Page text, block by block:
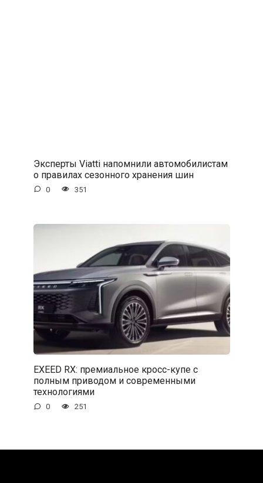
Эксперты Viatti напомнили автомобилистам
о правилах сезонного хранения шин
0 351
EXEED RX: премиальное кросс-купе с
полным приводом и современными
технологиями
0 251